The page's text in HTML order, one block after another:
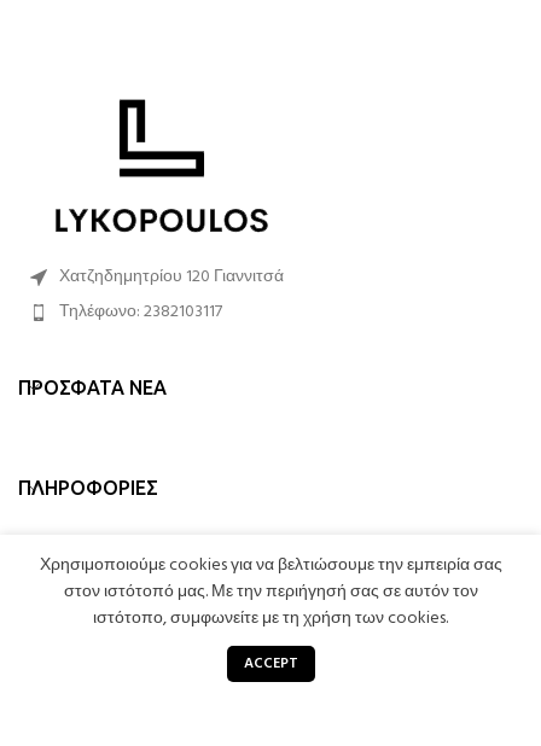
Χατζηδημητρίου 120 Γιαννιτσά
Τηλέφωνο: 2382103117
ΠΡΌΣΦΑΤΑ ΝΈΑ
ΠΛΗΡΟΦΟΡΊΕΣ
2023 CREATED BYLEXICON SOFTWARE
COMMERCE SOLUTIONS.
Χρησιμοποιούμε cookies για να βελτιώσουμε την εμπειρία σας
στον ιστότοπό μας. Με την περιήγησή σας σε αυτόν τον
ιστότοπο, συμφωνείτε με τη χρήση των cookies.
ACCEPT
Sidebar